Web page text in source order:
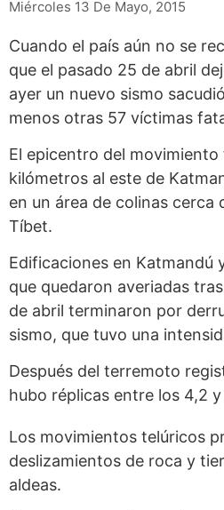
Miércoles 13 De Mayo, 2015
Cuando el país aún no se
que el pasado 25 de abril
ayer un nuevo sismo
menos otras 57 víctimas
El epicentro del movimiento
kilómetros al este de
en un área de colinas cerca
Tíbet.
Edificaciones en Katmandú
que quedaron averiadas
de abril terminaron por
sismo, que tuvo una
Después del terremoto
hubo réplicas entre los 4,2
Los movimientos telúricos
deslizamientos de roca y
aldeas.